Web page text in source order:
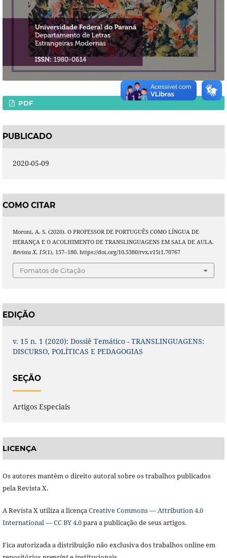
PDF
PUBLICADO
2020-05-09
COMO CITAR
Moroni, A. S. (2020). O PROFESSOR DE PORTUGUÊS COMO LÍNGUA DE
HERANÇA E O ACOLHIMENTO DE TRANSLINGUAGENS EM SALA DE AULA.
Revista X, 15(1), 157–180. https://doi.org/10.5380/rvx.v15i1.70767
Fomatos de Citação
EDIÇÃO
v. 15 n. 1 (2020): Dossiê Temático - TRANSLINGUAGENS:
DISCURSO, POLÍTICAS E PEDAGOGIAS
SEÇÃO
Artigos Especiais
LICENÇA
Os autores mantêm o direito autoral sobre os trabalhos publicados
pela Revista X.
A Revista X utiliza a licençaCreative Commons — Attribution 4.0
International — CC BY 4.0para a publicação de seus artigos.
Fica autorizada a distribuição não exclusiva dos trabalhos online em